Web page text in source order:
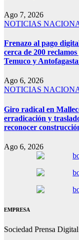
Ago 7, 2026
NOTICIAS
Frenazo al pago
cerca de 200
Temuco y
Ago 6, 2026
NOTICIAS
Giro radical en
erradicación y
reconocer
Ago 6, 2026
EMPRESA
Sociedad Prensa